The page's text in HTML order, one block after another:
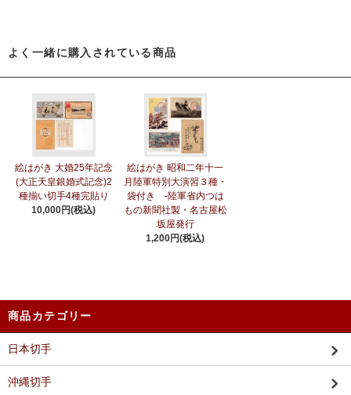
よく一緒に購入されている商品
絵はがき 大婚25年記念
(大正天皇銀婚式記念)2
種揃い切手4種完貼り
10,000円(税込)
絵はがき 昭和二年十一
月陸軍特別大演習３種・
袋付き -陸軍省内つは
もの新聞社製・名古屋松
坂屋発行
1,200円(税込)
商品カテゴリー
日本切手
沖縄切手